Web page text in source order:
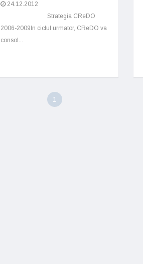
24.12.2012
Strategia CReDO
2006-2009In ciclul urmator, CReDO va
consol...
1